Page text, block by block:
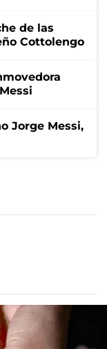
de las
Cottolengo
Jorge Messi,